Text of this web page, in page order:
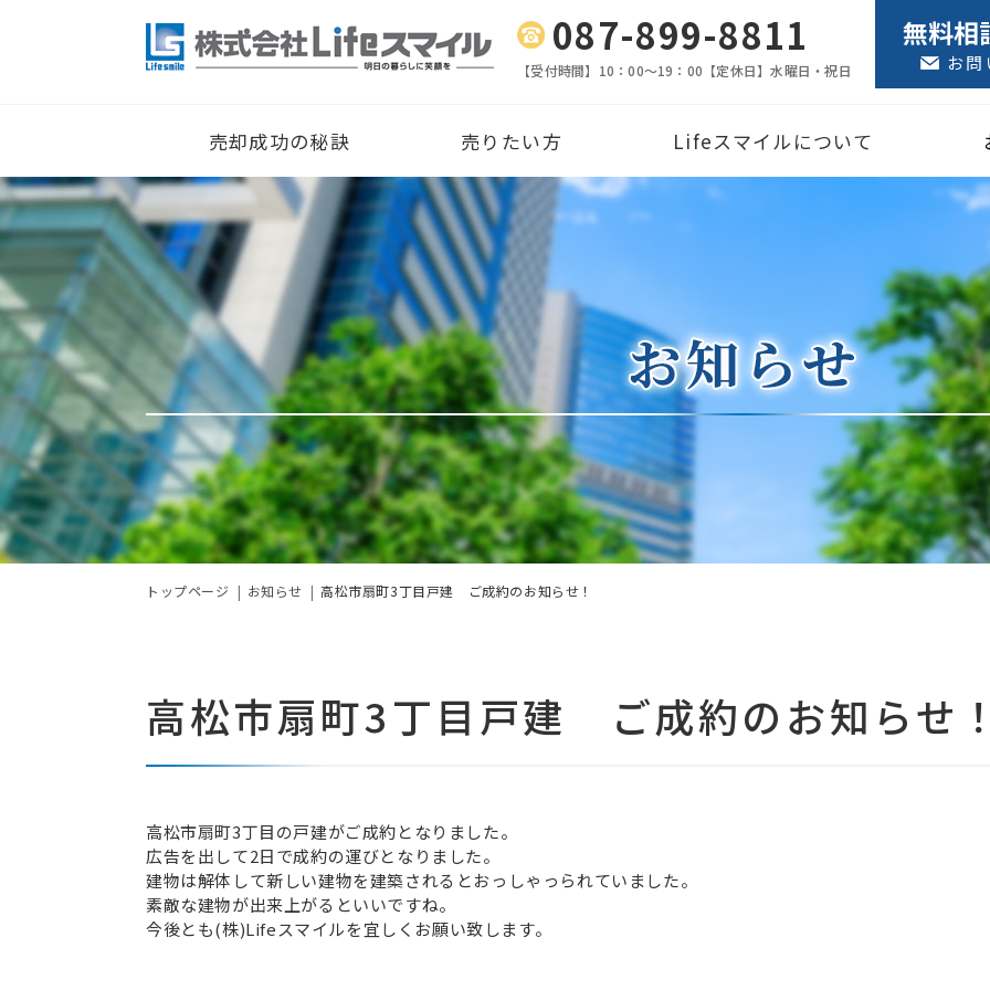
087-899-8811
【受付時間】 10：00〜19：00 【定休日】水曜日・祝日
無料相
お
売却成功の秘訣 売りたい方 Lifeスマイルについて
トップページ お知らせ 高松市扇町3丁目戸建 ご成約のお知らせ！
高松市扇町3丁目戸建 ご成約のお知らせ
高松市扇町3丁目の戸建がご成約となりました。
広告を出して2日で成約の運びとなりました。
建物は解体して新しい建物を建築されるとおっしゃっられていました。
素敵な建物が出来上がるといいですね。
今後とも(株)Lifeスマイルを宜しくお願い致します。